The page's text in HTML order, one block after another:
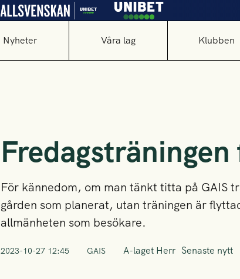
Nyheter Våra lag Klubben
För kännedom, om man tänkt titta på GAIS
gården som planerat, utan träningen är
allmänheten som besökare.
2023-10-27 12:45 GAIS A-laget Herr Senaste nytt